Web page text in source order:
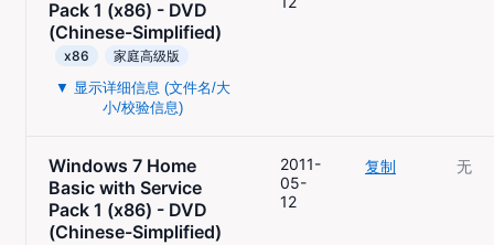
Pack 1 (x86) - DVD
(Chinese-Simplified)
x86
家庭高级版
▼ 显示详细信息 (文件名/大
小/校验信息)
Windows 7 Home
Basic with Service
Pack 1 (x86) - DVD
(Chinese-Simplified)
2011-
05-
12
复制 无